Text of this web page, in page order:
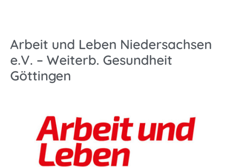
Arbeit und Leben Niedersachsen
e.V. – Weiterb. Gesundheit
Göttingen